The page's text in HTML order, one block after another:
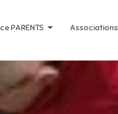
PARENTS Associations